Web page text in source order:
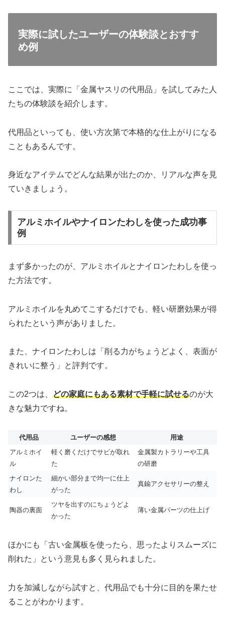
実際に試したユーザーの体験談とおすす
め例
ここでは、実際に「金属ヤスリの代用品」を試してみた人
たちの体験談を紹介します。
代用品といっても、使い方次第で本格的な仕上がりになる
こともあるんです。
身近なアイテムでどんな結果が出たのか、リアルな声を見
ていきましょう。
アルミホイルやナイロンたわしを使った成功事
例
まず多かったのが、アルミホイルとナイロンたわしを使っ
た方法です。
アルミホイルを丸めてこするだけでも、軽い研磨効果が得
られたという声がありました。
また、ナイロンたわしは「削る力がちょうどよく、表面が
きれいに整う」と評判です。
この2つは、 どの家庭にもある素材で手軽に試せるのが大
きな魅力ですね。
代用品 ユーザーの感想
用途
アルミホイ
ル
軽く磨くだけでサビが取れ
た
金属製カトラリーや工具
の研磨
ナイロンた
わし
細かい部分まで均一に仕上
がった
真鍮アクセサリーの整え
陶器の裏面
ツヤを出すのにちょうどよ
かった
薄い金属パーツの仕上げ
ほかにも「古い金属板を使ったら、思ったよりスムーズに
削れた」という意見も多く見られました。
力を加減しながら試すと、代用品でも十分に目的を果たせ
ることがわかります。